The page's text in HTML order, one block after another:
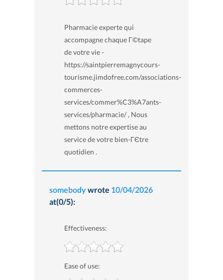
Pharmacie experte qui
accompagne chaque Г©tape
de votre vie -
https://saintpierremagnycours-
tourisme.jimdofree.com/associations-
commerces-
services/commer%C3%A7ants-
services/pharmacie/ , Nous
mettons notre expertise au
service de votre bien-ГЄtre
quotidien .
somebodywrote 10/04/2026
at(0/5):
Effectiveness:
Ease of use: